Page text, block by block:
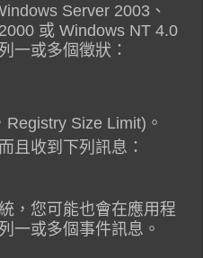
Server 2003、
或 Windows NT 4.0
一或多個徵狀：
Size Limit)。
且收到下列訊息：
，您可能也會在應用程
一或多個事件訊息。